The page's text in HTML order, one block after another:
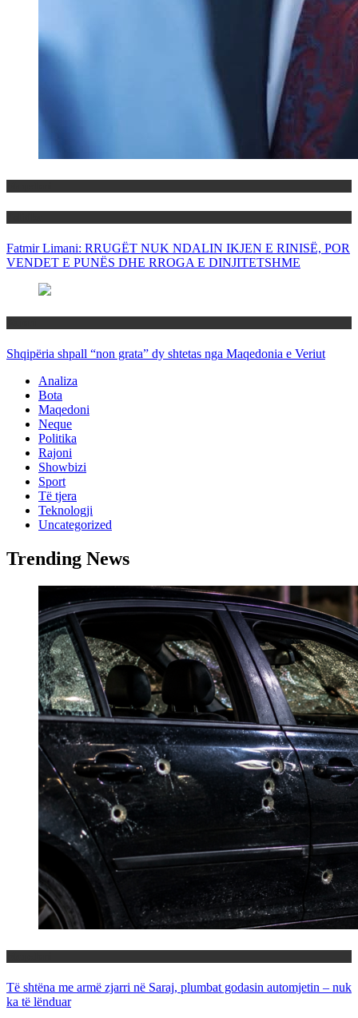
Fatmir Limani: RRUGËT NUK NDALIN IKJEN E RINISË, POR
VENDET E PUNËS DHE RROGA E DINJITETSHME
Shqipëria shpall “non grata” dy shtetas nga Maqedonia e Veriut
Analiza
Bota
Maqedoni
Neque
Politika
Rajoni
Showbizi
Sport
Të tjera
Teknologji
Uncategorized
Trending News
Të shtëna me armë zjarri në Saraj, plumbat godasin automjetin – nuk
ka të lënduar